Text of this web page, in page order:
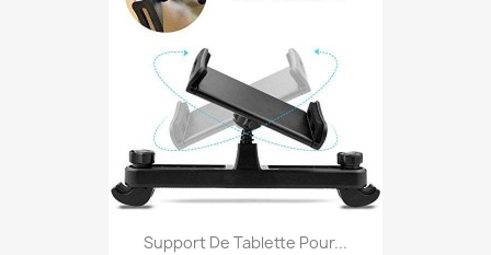
Support De Tablette Pour...